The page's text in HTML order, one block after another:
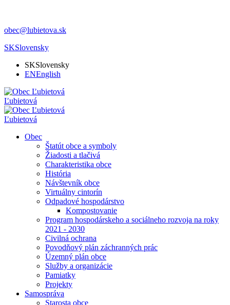
obec@lubietova.sk
SKSlovensky
SKSlovensky
ENEnglish
Ľubietová
Ľubietová
Obec
Štatút obce a symboly
Žiadosti a tlačivá
Charakteristika obce
História
Návštevník obce
Virtuálny cintorín
Odpadové hospodárstvo
Kompostovanie
Program hospodárskeho a sociálneho rozvoja na roky
2021 - 2030
Civilná ochrana
Povodňový plán záchranných prác
Územný plán obce
Služby a organizácie
Pamiatky
Projekty
Samospráva
Starosta obce